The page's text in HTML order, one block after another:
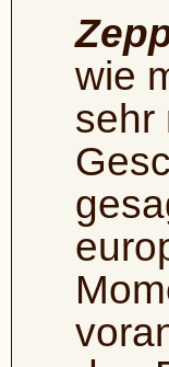
wie
sehr